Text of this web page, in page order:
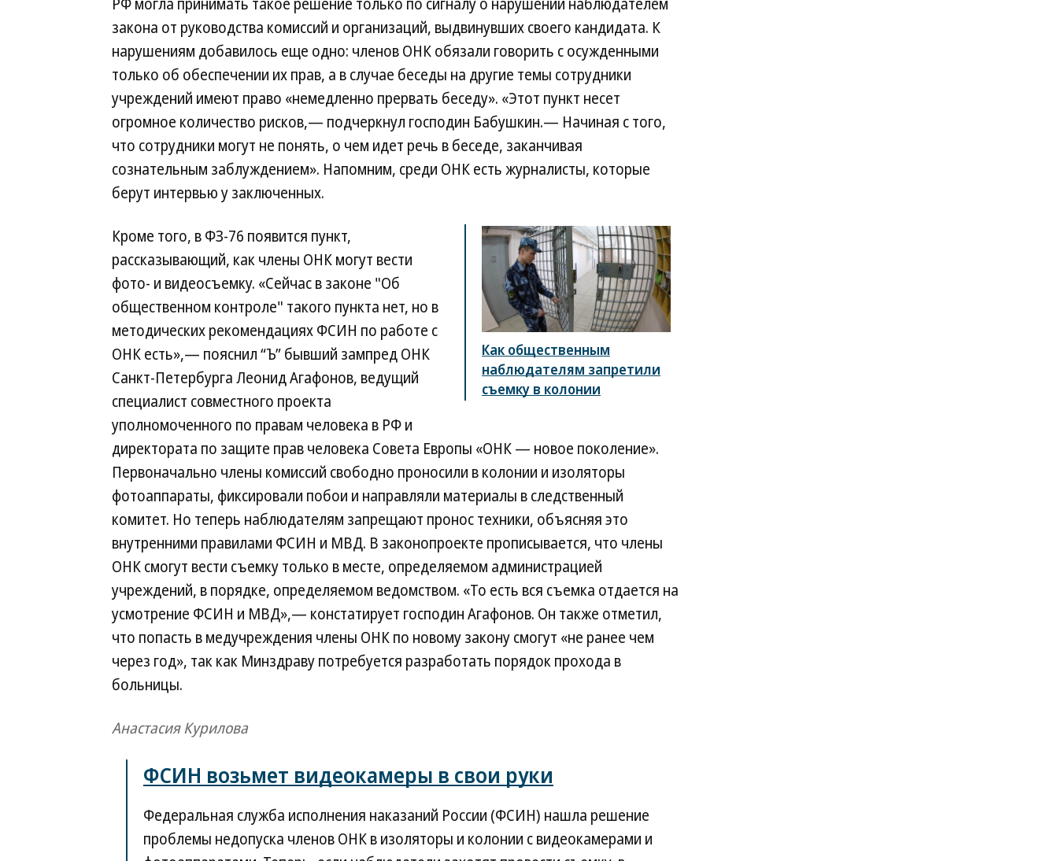
закона от руководства комиссий и организаций, выдвинувших своего кандидата. К
нарушениям добавилось еще одно: членов ОНК обязали говорить с осужденными
только об обеспечении их прав, а в случае беседы на другие темы сотрудники
учреждений имеют право «немедленно прервать беседу». «Этот пункт несет
огромное количество рисков,— подчеркнул господин Бабушкин.— Начиная с того,
что сотрудники могут не понять, о чем идет речь в беседе, заканчивая
сознательным заблуждением». Напомним, среди ОНК есть журналисты, которые
берут интервью у заключенных.
Как общественным
наблюдателям запретили
съемку в колонии
Кроме того, в ФЗ-76 появится пункт,
рассказывающий, как члены ОНК могут вести
фото- и видеосъемку. «Сейчас в законе "Об
общественном контроле" такого пункта нет, но в
методических рекомендациях ФСИН по работе с
ОНК есть»,— пояснил “Ъ” бывший зампред ОНК
Санкт-Петербурга Леонид Агафонов, ведущий
специалист совместного проекта
уполномоченного по правам человека в РФ и
директората по защите прав человека Совета Европы «ОНК — новое поколение».
Первоначально члены комиссий свободно проносили в колонии и изоляторы
фотоаппараты, фиксировали побои и направляли материалы в следственный
комитет. Но теперь наблюдателям запрещают пронос техники, объясняя это
внутренними правилами ФСИН и МВД. В законопроекте прописывается, что члены
ОНК смогут вести съемку только в месте, определяемом администрацией
учреждений, в порядке, определяемом ведомством. «То есть вся съемка отдается на
усмотрение ФСИН и МВД»,— констатирует господин Агафонов. Он также отметил,
что попасть в медучреждения члены ОНК по новому закону смогут «не ранее чем
через год», так как Минздраву потребуется разработать порядок прохода в
больницы.
Анастасия Курилова
ФСИН возьмет видеокамеры в свои руки
Федеральная служба исполнения наказаний России (ФСИН) нашла решение
проблемы недопуска членов ОНК в изоляторы и колонии с видеокамерами и